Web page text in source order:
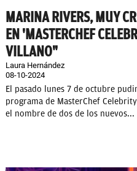
MARINA RIVERS, MUY
EN 'MASTERCHEF
VILLANO"
Laura Hernández
08-10-2024
El pasado lunes 7 de octubre
programa de MasterChef
el nombre de dos de los nuevos...